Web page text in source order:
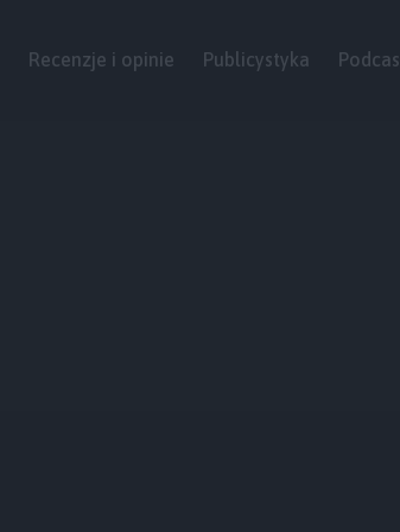
Recenzje i opinie Publicystyka